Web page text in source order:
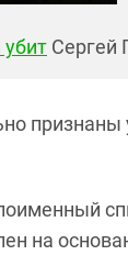
Сергей
на